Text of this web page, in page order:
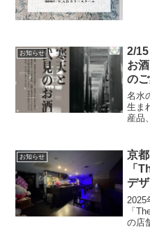
お知らせ
2/
お
の
名水
生ま
産品
てお
のお
お知らせ
京
「
デ
「
の店